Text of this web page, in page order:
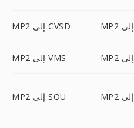
MP2 إلى CVSD
MP2 إلى VMS
MP2 إلى SOU